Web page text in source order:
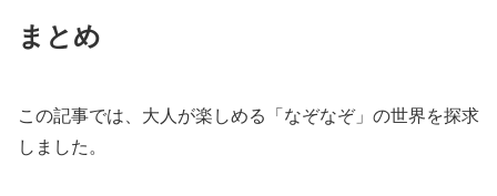
まとめ
この記事では、大人が楽しめる「なぞなぞ」の世界を探求
しました。